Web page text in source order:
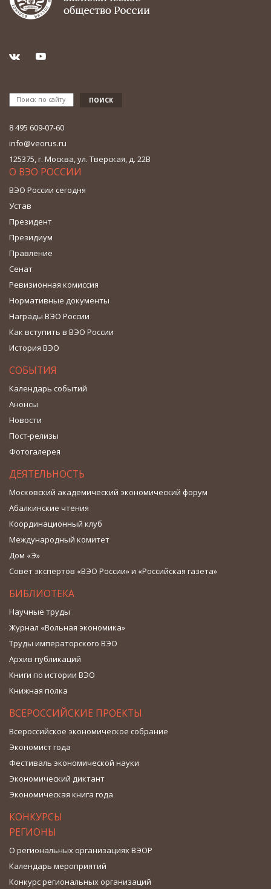
8 495 609-07-60
info@veorus.ru
125375, г. Москва, ул. Тверская, д. 22В
О ВЭО РОССИИ
ВЭО России сегодня
Устав
Президент
Президиум
Правление
Сенат
Ревизионная комиссия
Нормативные документы
Награды ВЭО России
Как вступить в ВЭО России
История ВЭО
СОБЫТИЯ
Календарь событий
Анонсы
Новости
Пост-релизы
Фотогалерея
ДЕЯТЕЛЬНОСТЬ
Московский академический экономический форум
Абалкинские чтения
Координационный клуб
Международный комитет
Дом «Э»
Совет экспертов «ВЭО России» и «Российская газета»
БИБЛИОТЕКА
Научные труды
Журнал «Вольная экономика»
Труды императорского ВЭО
Архив публикаций
Книги по истории ВЭО
Книжная полка
ВСЕРОССИЙСКИЕ ПРОЕКТЫ
Всероссийское экономическое собрание
Экономист года
Фестиваль экономической науки
Экономический диктант
Экономическая книга года
КОНКУРСЫ
РЕГИОНЫ
О региональных организациях ВЭОР
Календарь мероприятий
Конкурс региональных организаций